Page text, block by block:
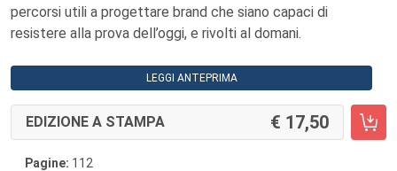
percorsi utili a progettare brand che siano capaci di
resistere alla prova dell’oggi, e rivolti al domani.
LEGGI ANTEPRIMA
EDIZIONE A STAMPA 17,50
Pagine: 112